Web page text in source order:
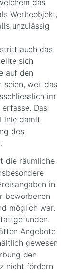
das
Werbeobjekt,
unzulässig
auch das
sich
auf den
seien, weil das
im
Das
damit
des
die räumliche
in
beworbenen
möglich war.
Angebote
gewesen
den
nicht fördern